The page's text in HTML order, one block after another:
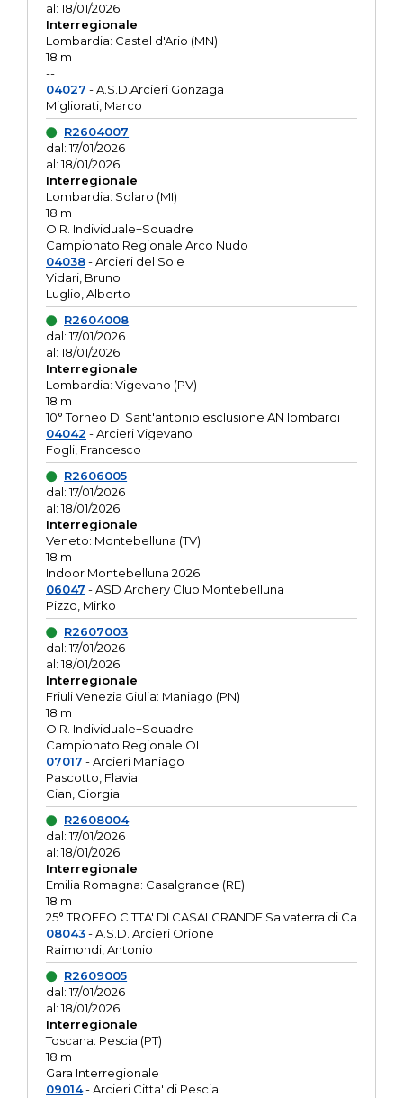
al: 18/01/2026
Interregionale
Lombardia: Castel d'Ario (MN)
18 m
--
04027 - A.S.D.Arcieri Gonzaga
Migliorati, Marco
R2604007
dal: 17/01/2026
al: 18/01/2026
Interregionale
Lombardia: Solaro (MI)
18 m
O.R. Individuale+Squadre
Campionato Regionale Arco Nudo
04038- Arcieri del Sole
Vidari, Bruno
Luglio, Alberto
R2604008
dal: 17/01/2026
al: 18/01/2026
Interregionale
Lombardia: Vigevano (PV)
18 m
10° Torneo Di Sant'antonio esclusione AN lombardi
04042 - Arcieri Vigevano
Fogli, Francesco
R2606005
dal: 17/01/2026
al: 18/01/2026
Interregionale
Veneto: Montebelluna (TV)
18 m
Indoor Montebelluna 2026
06047 - ASD Archery Club Montebelluna
Pizzo, Mirko
R2607003
dal: 17/01/2026
al: 18/01/2026
Interregionale
Friuli Venezia Giulia: Maniago (PN)
18 m
O.R. Individuale+Squadre
Campionato Regionale OL
07017 - Arcieri Maniago
Pascotto, Flavia
Cian, Giorgia
R2608004
dal: 17/01/2026
al: 18/01/2026
Interregionale
Emilia Romagna: Casalgrande (RE)
18 m
25° TROFEO CITTA' DI CASALGRANDE Salvaterra di Ca
08043- A.S.D. Arcieri Orione
Raimondi, Antonio
R2609005
dal: 17/01/2026
al: 18/01/2026
Interregionale
Toscana: Pescia (PT)
18 m
Gara Interregionale
09014- Arcieri Citta' di Pescia